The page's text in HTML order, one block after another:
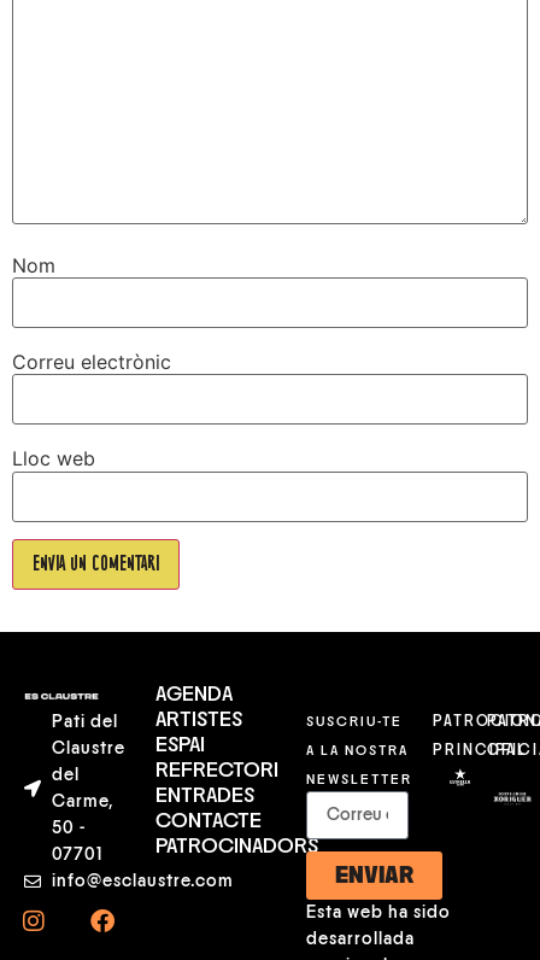
Nom
Correu electrònic
Lloc web
Pati del
Claustre
del
Carme,
50 -
07701
info@esclaustre.com
AGENDA
ARTISTES
ESPAI
REFRECTORI
ENTRADES
CONTACTE
PATROCINADORS
SUSCRIU-TE
A LA NOSTRA
NEWSLETTER
ENVIAR
Esta web ha sido
desarrollada
PRINCIPAL